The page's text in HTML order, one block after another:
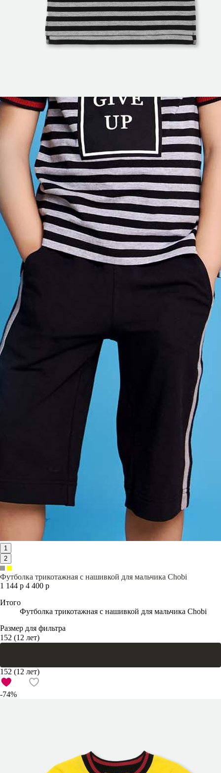
1
2
Футболка трикотажная с нашивкой для мальчика Chobi
1 144 р 4 400 р
Итого
Футболка трикотажная с нашивкой для мальчика Chobi
Размер для фильтра
152 (12 лет)
152 (12 лет)
-74%